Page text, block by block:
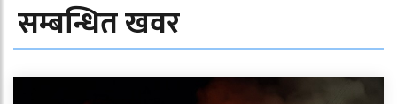
सम्बन्धित खवर